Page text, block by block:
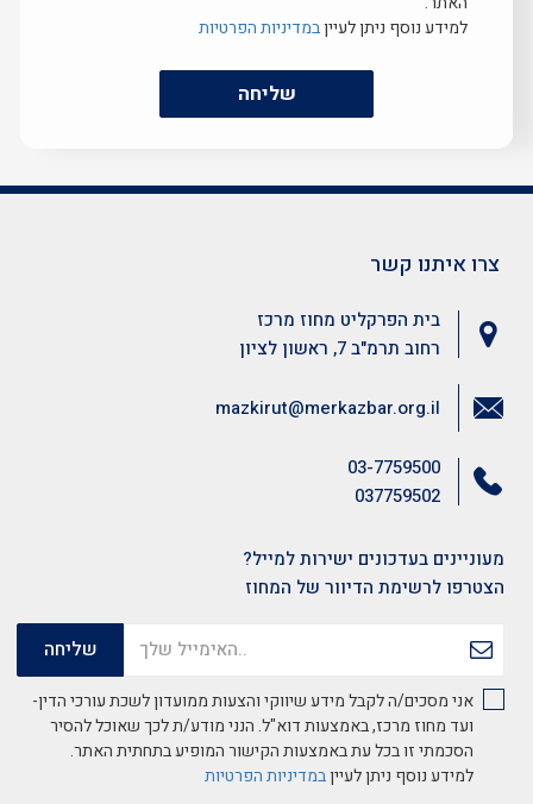
למידע נוסף ניתן לעייןבמדיניות הפרטיות
שליחה
צרו איתנו קשר
בית הפרקליט מחוז מרכז
רחוב תרמ"ב 7, ראשון לציון
03-7759500
037759502
mazkirut@merkazbar.org.il
מעוניינים בעדכונים ישירות למייל?
הצטרפו לרשימת הדיוור של המחוז
אני מסכים/ה לקבל מידע שיווקי והצעות ממועדון לשכת עורכי הדין-
ועד מחוז מרכז, באמצעות דוא"ל. הנני מודע/ת לכך שאוכל להסיר
הסכמתי זו בכל עת באמצעות הקישור המופיע בתחתית האתר.
למידע נוסף ניתן לעייןבמדיניות הפרטיות